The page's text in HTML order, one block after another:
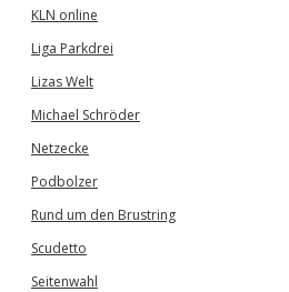
KLN online
Liga Parkdrei
Lizas Welt
Michael Schröder
Netzecke
Podbolzer
Rund um den Brustring
Scudetto
Seitenwahl